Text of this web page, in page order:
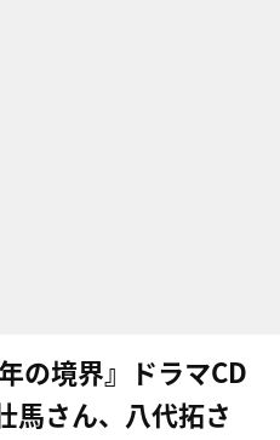
の境界』ドラマCD
馬さん、八代拓さ